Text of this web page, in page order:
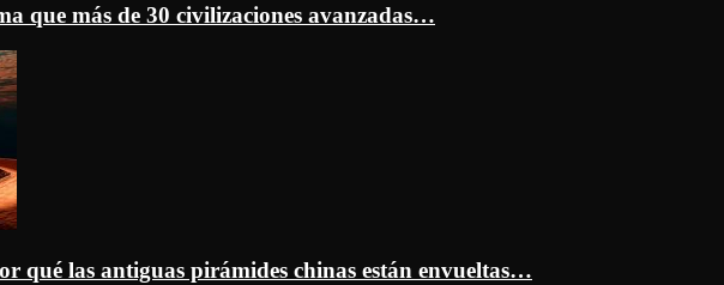
que más de 30 civilizaciones avanzadas…
qué las antiguas pirámides chinas están envueltas…